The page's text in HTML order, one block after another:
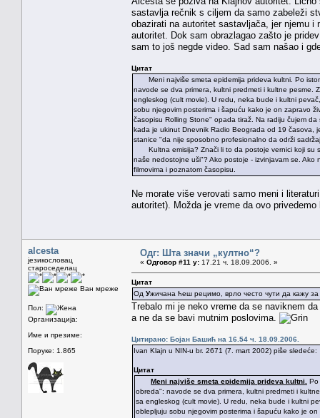
sastavlja rečnik s ciljem da samo zabeleži
obazirati na autoritet sastavljača, jer njemu
autoritet. Dok sam obrazlagao zašto je
sam to još negde video. Sad sam našao i
Цитат
Meni najviše smeta epidemija prideva kultni. Po
navode se dva primera, kultni predmeti i kultne pesme.
engleskog (cult movie). U redu, neka bude i kultni
sobu njegovim posterima i šapuću kako je on zapravo
časopisu Rolling Stone" opada tiraž. Na radiju čujem
kada je ukinut Dnevnik Radio Beograda od 19 časova,
stanice "da nije sposobno profesionalno da održi
Kultna emisija? Znači li to da postoje vernici koji su
naše nedostojne uši"? Ako postoje - izvinjavam se.
filmovima i poznatom časopisu.
Ne morate više verovati samo meni i
autoritet). Možda je vreme da ovo privedemo
alcesta
језикословац
староседелац
Ван мреже
Пол:
Организација:
Име и презиме:
Поруке: 1.865
Одг: Шта значи „култно“?
« Одговор #11 у: 17.21 ч. 18.09.2006. »
Цитат
Од Ужичана ћеш рецимо, врло често чути да кажу за
Trebalo mi je neko vreme da se naviknem
a ne da se bavi mutnim poslovima.
Цитирано: Бојан Башић на 16.54 ч. 18.09.2006.
Ivan Klajn u NIN-u br. 2671 (7. mart 2002) piše sledeće:
Цитат
Meni najviše smeta epidemija prideva kultni.
Po
obreda": navode se dva primera, kultni predmeti i
sa engleskog (cult movie). U redu, neka bude i kultni
oblepljuju sobu njegovim posterima i šapuću kako je